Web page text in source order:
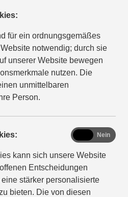
für ein ordnungsgemäßes
notwendig; durch sie
unserer Website bewegen
nutzen. Die
unmittelbaren
Person.
kann sich unsere Website
Entscheidungen
stärker personalisierte
bieten. Die von diesen
functional
Nein
vorliegende Händlerwebsite,
betrieben wird und
eigene Inhalte des
(EU) 2019/882, umgesetzt
(BFSG) und
(BFSGV). Soweit
der Regelungen zur
(z.B. weil er als
Ausnahme von § 3 Absatz 3